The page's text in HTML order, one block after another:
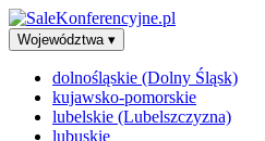
Województwa ▾
dolnośląskie (Dolny Śląsk)
kujawsko-pomorskie
lubelskie (Lubelszczyzna)
lubuskie